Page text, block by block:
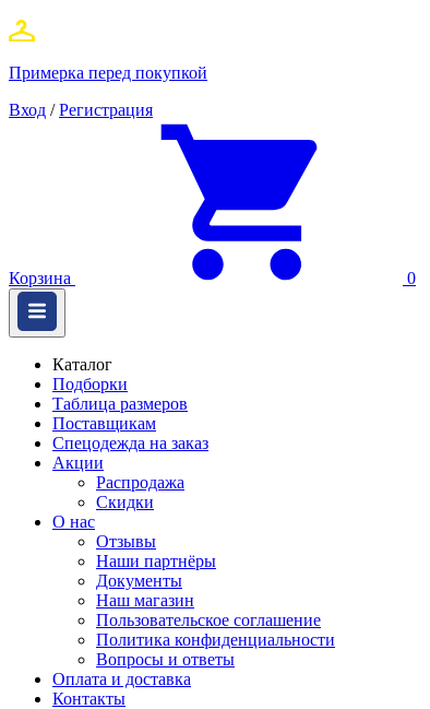
Примерка перед покупкой
Вход / Регистрация
Корзина 0
Каталог
Подборки
Таблица размеров
Поставщикам
Спецодежда на заказ
Акции
Распродажа
Скидки
О нас
Отзывы
Наши партнёры
Документы
Наш магазин
Пользовательское соглашение
Политика конфиденциальности
Вопросы и ответы
Оплата и доставка
Контакты